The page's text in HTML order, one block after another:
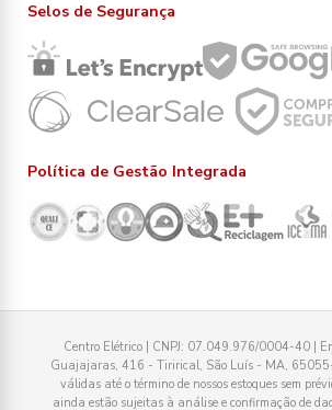
Selos de Segurança
Política de Gestão Integrada
Centro Elétrico | CNPJ: 07.049.976/0004-40 |
Guajajaras, 416 - Tirirical, São Luís - MA,
válidas até o término de nossos estoques sem
ainda estão sujeitas à análise e confirmação de